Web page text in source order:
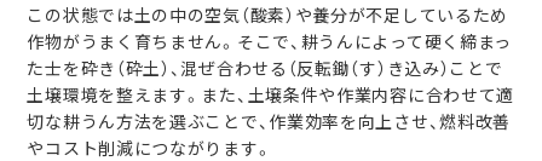
この状態では土の中の空気（酸素）や養分が不足しているため
作物がうまく育ちません。そこで、耕うんによって硬く締まっ
た士を砕き（砕土）、混ぜ合わせる（反転鋤（す）き込み）ことで
土壌環境を整えます。また、土壌条件や作業内容に合わせて適
切な耕うん方法を選ぶことで、作業効率を向上させ、燃料改善
やコスト削減につながります。